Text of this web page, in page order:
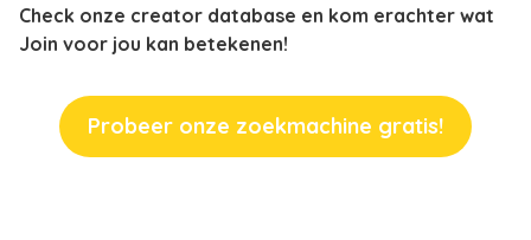
Check onze creator database en kom erachter wat
Join voor jou kan betekenen!
Probeer onze zoekmachine gratis!